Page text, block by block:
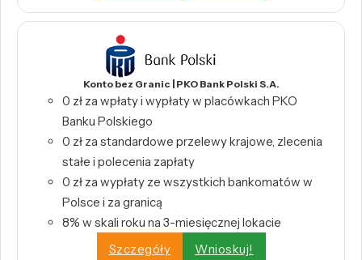
Konto bez Granic | PKO Bank Polski S.A.
0 zł za wpłaty i wypłaty w placówkach PKO
Banku Polskiego
0 zł za standardowe przelewy krajowe, zlecenia
stałe i polecenia zapłaty
0 zł za wypłaty ze wszystkich bankomatów w
Polsce i za granicą
8% w skali roku na 3-miesięcznej lokacie
Szczegóły
Wnioskuj!